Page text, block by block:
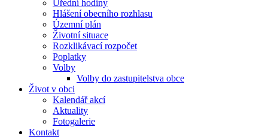
Úřední hodiny
Hlášení obecního rozhlasu
Územní plán
Životní situace
Rozklikávací rozpočet
Poplatky
Volby
Volby do zastupitelstva obce
Život v obci
Kalendář akcí
Aktuality
Fotogalerie
Kontakt